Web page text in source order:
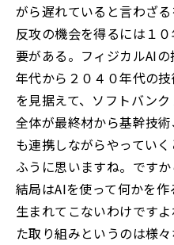
がら遅れていると言わざる
反攻の機会を得るには１
要がある。フィジカルAI
年代から２０４０年代の
を見据えて、ソフトバン
全体が最終材から基幹技
も連携しながらやってい
ふうに思いますね。ですか
結局はAIを使って何かを
生まれてこないわけです
た取り組みというのは様